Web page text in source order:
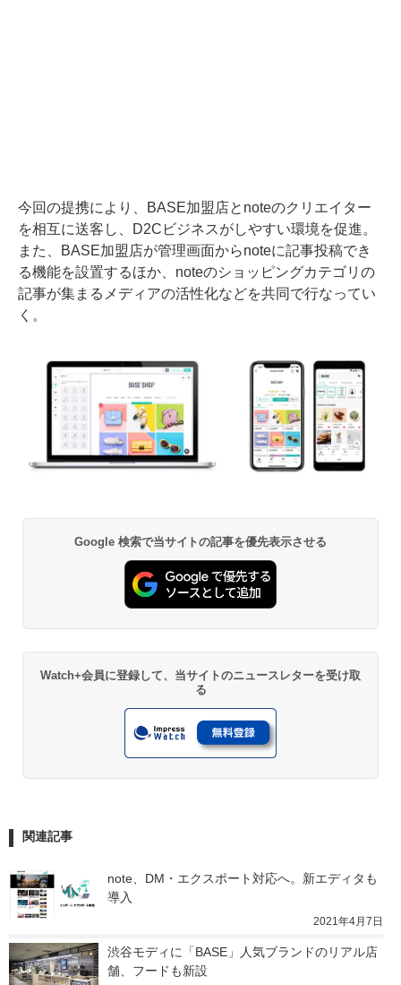
今回の提携により、BASE加盟店とnoteのクリエイター
を相互に送客し、D2Cビジネスがしやすい環境を促進。
また、BASE加盟店が管理画面からnoteに記事投稿でき
る機能を設置するほか、noteのショッピングカテゴリの
記事が集まるメディアの活性化などを共同で行なってい
く。
Google 検索で当サイトの記事を優先表示させる
Watch+会員に登録して、当サイトのニュースレターを受け取
る
関連記事
note、DM・エクスポート対応へ。新エディタも
導入
2021年4月7日
渋谷モディに「BASE」人気ブランドのリアル店
舗、フードも新設